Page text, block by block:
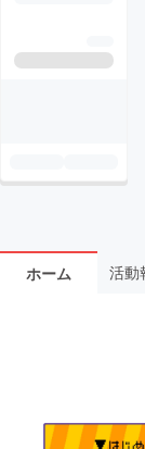
ホーム 活動